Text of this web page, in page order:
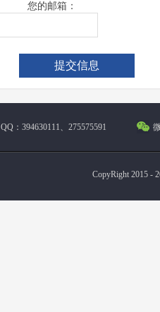
您的邮箱：
QQ：394630111、275575591
CopyRight 2015 -